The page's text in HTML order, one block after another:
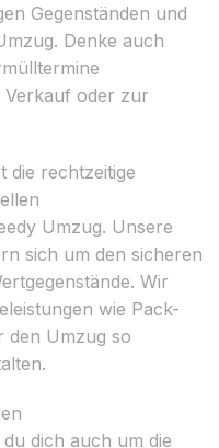
Gegenständen und
Denke auch
oder zur
die rechtzeitige
Umzug. Unsere
sich um den sicheren
Wir
wie Pack-
den Umzug so
dich auch um die